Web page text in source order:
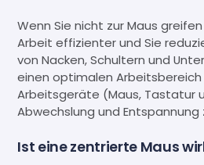
Wenn Sie nicht zur Maus
Arbeit effizienter und Sie
von Nacken, Schultern und
einen optimalen Arbeitsbereich
Arbeitsgeräte (Maus, Tastatur
Abwechslung und
Ist eine zentrierte Maus